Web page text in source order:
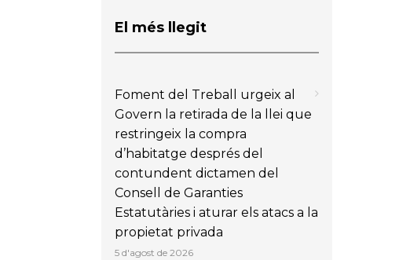
El més llegit
Foment del Treball urgeix al
Govern la retirada de la llei que
restringeix la compra
d’habitatge després del
contundent dictamen del
Consell de Garanties
Estatutàries i aturar els atacs a la
propietat privada
5 d'agost de 2026